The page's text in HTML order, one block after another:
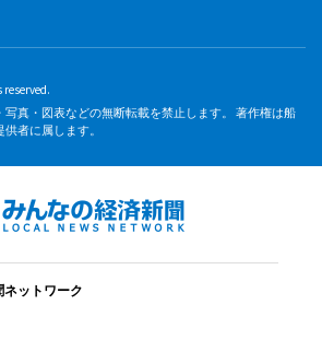
reserved.
真・図表などの無断転載を禁止します。 著作権は船
者に属します。
ットワーク